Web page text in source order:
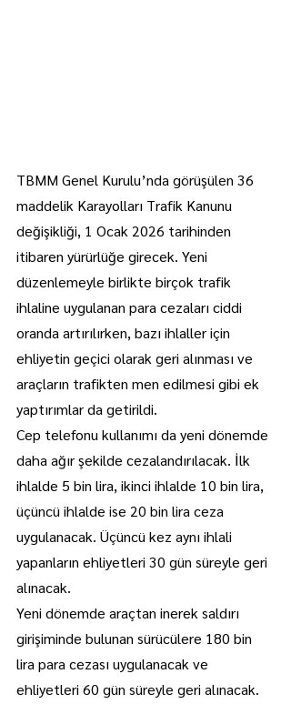
TBMM Genel Kurulu’nda görüşülen 36
maddelik Karayolları Trafik Kanunu
değişikliği, 1 Ocak 2026 tarihinden
itibaren yürürlüğe girecek. Yeni
düzenlemeyle birlikte birçok trafik
ihlaline uygulanan para cezaları ciddi
oranda artırılırken, bazı ihlaller için
ehliyetin geçici olarak geri alınması ve
araçların trafikten men edilmesi gibi ek
yaptırımlar da getirildi.
Cep telefonu kullanımı da yeni dönemde
daha ağır şekilde cezalandırılacak. İlk
ihlalde 5 bin lira, ikinci ihlalde 10 bin lira,
üçüncü ihlalde ise 20 bin lira ceza
uygulanacak. Üçüncü kez aynı ihlali
yapanların ehliyetleri 30 gün süreyle geri
alınacak.
Yeni dönemde araçtan inerek saldırı
girişiminde bulunan sürücülere 180 bin
lira para cezası uygulanacak ve
ehliyetleri 60 gün süreyle geri alınacak.